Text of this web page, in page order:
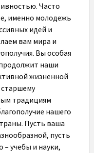
Часто
именно молодежь
идей и
вам мира и
Вы особая
наши
жизненной
старшему
традициям
нашего
Пусть ваша
пусть
– учебы и науки,